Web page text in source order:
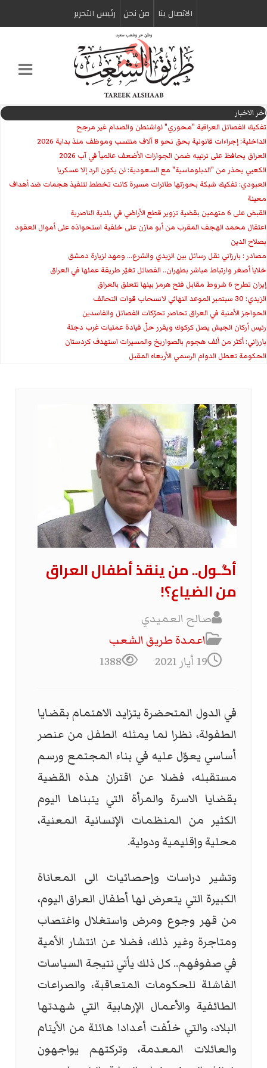
الاتصال بنا من نحن رئیس التحریر
اخر الاخبار
تفكيك الفصائل العراقية "محوري" لواشنطن والصدام غير مرجح
الداخلية: إجراءات قانونية بحق نحو 8 آلاف منتسب وموظف منذ بداية 2026
العراق يحافظ على ترتيبه ضمن الجوازات الأضعف عالمياً في آب 2026
الكعبي يحذر من "الدبلوماسية" مع السعودية: لن يكون الرد إلا عسكريا
العبودي: تفكيك شبكة بحوزتها طائرات مسيرة كانت تخطط لتنفيذ هجمات ضد أهداف
معينة
القبض على 6 متهمين بقضية تزوير قطع الأراضي في بلدية الناصرية
اعتقال محمد الهجف المقرب من أبو مازن على خلفية استحواذه على أموال العقود
بصلاح الدين
مصادر : بارزاني نقل رسائل بين الزيدي والشرع... ومهد لزيارة دمشق
خلايا أصغر وارتباط مباشر بطهران.. الفصائل تغيّر طريقة عملها في العراق
إيران تطرح 6 شروط مقابل فتح هرمز بينها تتعلق بالعراق
الزيدي: 30 سبتمبر الموعد النهائي لانسحاب قوات التحالف
الحواجز الأمنية في العراق تحاصر تحرّكات الفصائل والفاسدين
رئيس أركان الجيش يصل كركوك ويقرر حلّ قيادة عمليات غرب دجلة
بارزاني: أكثر من ألف هجوم بالصواريخ والمسيرات استهدف كردستان
الحكومة تعطل الدوام الرسمي الأربعاء المقبل
أگـول.. من ينقذ أطفال العراق
من الضياع؟!
صالح العميدي
اعمدة طريق الشعب
19 أيار 2021
1388
في الدول المتحضرة يتزايد الاهتمام بقضايا
الطفولة، نظرا لما يمثله الطفل من عنصر
أساسي يعوّل عليه في بناء المجتمع ورسم
مستقبله، فضلا عن اقتران هذه القضية
بقضايا الاسرة والمرأة التي يتبناها اليوم
الكثير من المنظمات الإنسانية المعنية،
محلية وإقليمية ودولية.
وتشير دراسات وإحصائيات الى المعاناة
الكبيرة التي يتعرض لها أطفال العراق اليوم،
من قهر وجوع ومرض واستغلال واغتصاب
ومتاجرة وغير ذلك، فضلا عن انتشار الأمية
في صفوفهم.. كل ذلك يأتي نتيجة السياسات
الفاشلة للحكومات المتعاقبة، والصراعات
الطائفية والأعمال الإرهابية التي شهدتها
البلاد، والتي خلّفت أعدادا هائلة من الأيتام
والعائلات المعدمة، وتركتهم يواجهون